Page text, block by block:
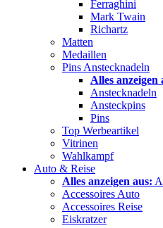
Ferraghini
Mark Twain
Richartz
Matten
Medaillen
Pins Anstecknadeln
Alles anzeigen
Anstecknadeln
Ansteckpins
Pins
Top Werbeartikel
Vitrinen
Wahlkampf
Auto & Reise
Alles anzeigen aus:
Accessoires Auto
Accessoires Reise
Eiskratzer